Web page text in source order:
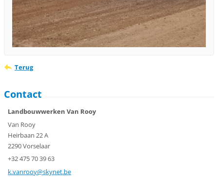
Terug
Contact
Landbouwwerken Van Rooy
Van Rooy
Heirbaan 22 A
2290 Vorselaar
+32 475 70 39 63
k.vanrooy@skynet.be